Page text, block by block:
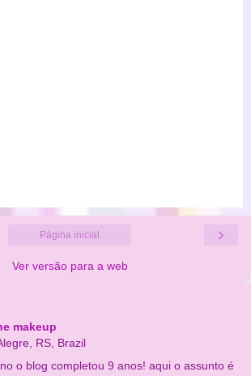
›
Página inicial
Ver versão para a web
makeup
RS, Brazil
o blog completou 9 anos! aqui o assunto é